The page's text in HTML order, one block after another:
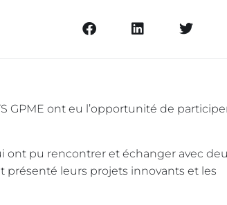
GPME ont eu l’opportunité de
ont pu rencontrer et échanger avec
présenté leurs projets innovants et les